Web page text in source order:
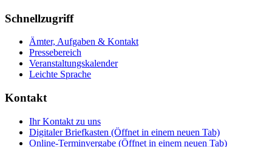
Schnellzugriff
Ämter, Aufgaben & Kontakt
Pressebereich
Veranstaltungskalender
Leichte Sprache
Kontakt
Ihr Kontakt zu uns
Digitaler Briefkasten (Öffnet in einem neuen Tab)
Online-Terminvergabe (Öffnet in einem neuen Tab)